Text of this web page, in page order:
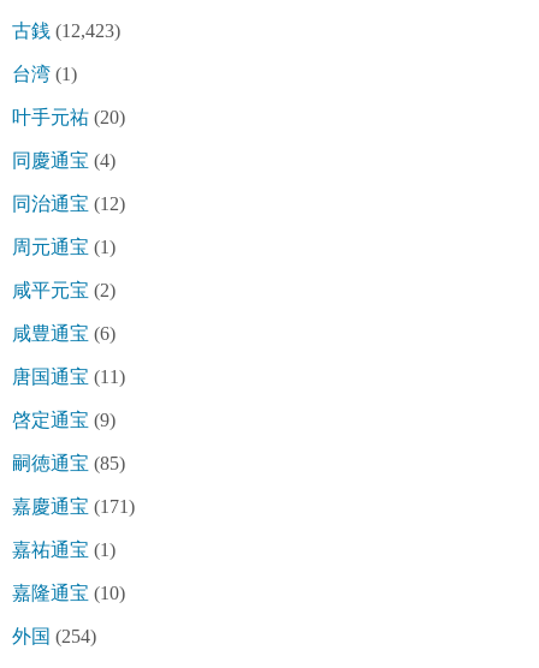
古銭 (12,423)
台湾 (1)
叶手元祐 (20)
同慶通宝 (4)
同治通宝 (12)
周元通宝 (1)
咸平元宝 (2)
咸豊通宝 (6)
唐国通宝 (11)
啓定通宝 (9)
嗣徳通宝 (85)
嘉慶通宝 (171)
嘉祐通宝 (1)
嘉隆通宝 (10)
外国 (254)